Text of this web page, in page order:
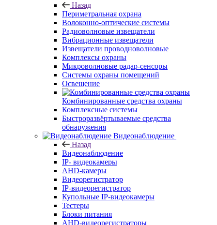
Назад
Периметральная охрана
Волоконно-оптические системы
Радиоволновые извещатели
Вибрационные извещатели
Извещатели проводноволновые
Комплексы охраны
Микроволновые радар-сенсоры
Системы охраны помещений
Освещение
Комбинированные средства охраны
Комплексные системы
Быстроразвёртываемые средства
обнаружения
Видеонаблюдение
Назад
Видеонаблюдение
IP- видеокамеры
AHD-камеры
Видеорегистратор
IP-видеорегистратор
Купольные IP-видеокамеры
Тестеры
Блоки питания
AHD-видеорегистраторы